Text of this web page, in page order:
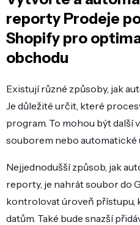
reporty Prodeje
Shopify pro
obchodu
Existují různé způsoby, jak
Je důležité určit, které
program. To mohou být další
souborem nebo automatické
Nejjednodušší způsob, jak
reporty, je nahrát soubor do
kontrolovat úroveň přístupu,
datům. Také bude snazší